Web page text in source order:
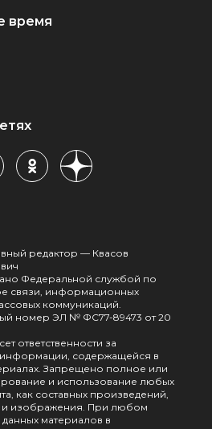
время
редактор — Квасов
Федеральной службой по
связи, информационных
коммуникаций.
номер ЭЛ № ФС77-89473 от 20
ответственности за
информации, содержащейся в
Запрещено полное или
и использование любых
как составных произведений,
и изображения. При любом
материалов в